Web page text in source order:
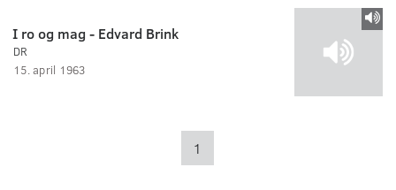
I ro og mag - Edvard Brink
DR
15. april 1963
1